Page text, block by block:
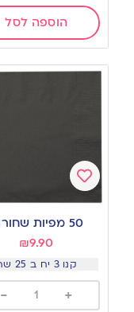
הוספה לסל
Add
to
50 מפיות שחורות
₪9.90
קנו 3 יח ב 25 שח
+
-